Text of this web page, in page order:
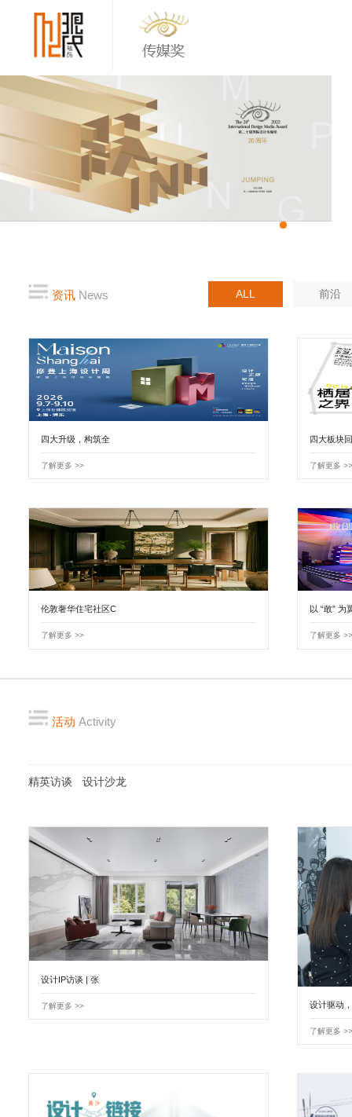
资讯News ALL 前沿
四大升级，构筑全
了解更多 >>
四大板块
了解更多
伦敦奢华住宅社区C
了解更多 >>
以 “敢” 为
了解更多
活动 Activity
精英访谈 设计沙龙
设计IP访谈 | 张
了解更多 >> 设计驱动
了解更多